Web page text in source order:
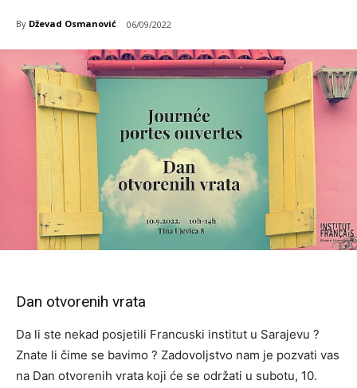
By Dževad Osmanović 06/09/2022
Dan otvorenih vrata
Da li ste nekad posjetili Francuski institut u Sarajevu ?
Znate li čime se bavimo ? Zadovoljstvo nam je pozvati vas
na Dan otvorenih vrata koji će se održati u subotu, 10.